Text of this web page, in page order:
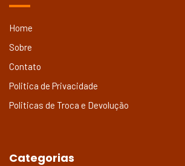
Home
Sobre
Contato
Politica de Privacidade
Politicas de Troca e Devolução
Categorias